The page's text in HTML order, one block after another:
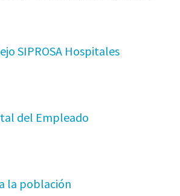
SIPROSA Hospitales
del Empleado
la población